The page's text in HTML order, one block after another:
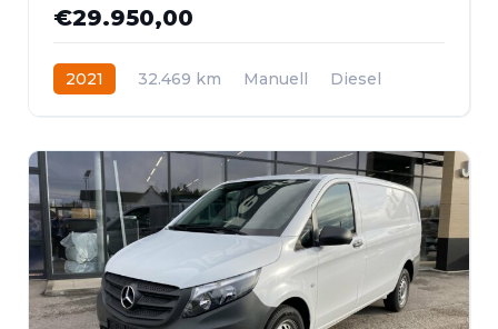
€29.950,00
2021 32.469 km Manuell
Diesel